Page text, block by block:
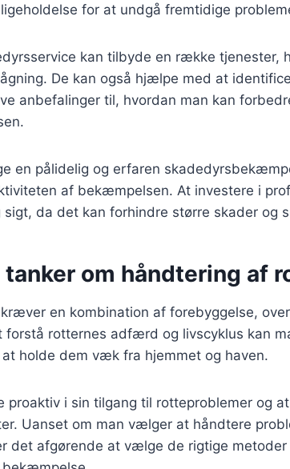
for at undgå fremtidige
kan tilbyde en række tjenester,
De kan også hjælpe med at
anbefalinger til, hvordan man kan
en pålidelig og erfaren
af bekæmpelsen. At investere i
da det kan forhindre større skader og
om håndtering af
en kombination af forebyggelse,
rotternes adfærd og livscyklus kan
holde dem væk fra hjemmet og haven.
i sin tilgang til rotteproblemer og
Uanset om man vælger at håndtere
det afgørende at vælge de rigtige